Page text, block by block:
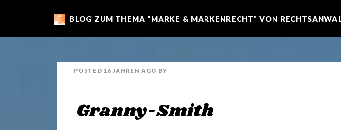
m
a
BLOG ZUM THEMA "MARKE & MARKENRECHT" VON
POSTED 16 JAHREN AGO BY
Granny-Smith